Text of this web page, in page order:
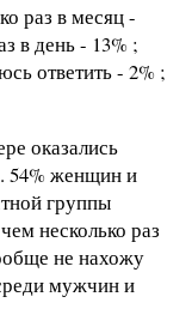
раз в месяц -
в день - 13% ;
ответить - 2% ;
оказались
54% женщин и
группы
несколько раз
не нахожу
мужчин и